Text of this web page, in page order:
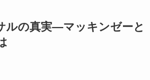
ルの真実―マッキンゼーと